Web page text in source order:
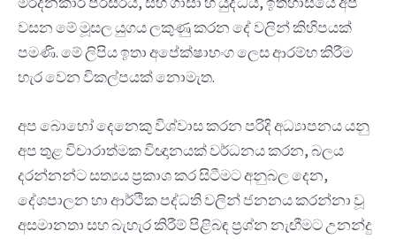
වසන මේ මූසල යුගය ලකුණු කරන දේ වලින් කිහිපයක්
පමණි. මේ ලිපිය ඉතා අපේක්ෂාභංග ලෙස ආරම්භ කිරීම
හැර වෙන විකල්පයක් නොමැත.
අප බොහෝ දෙනෙකු විශ්වාස කරන පරිදි අධ්‍යාපනය යනු
අප තුළ විචාරාත්මක විඥානයක් වර්ධනය කරන, බලය
දරන්නන්ට සත්‍යය ප්‍රකාශ කර සිටීමට අනුබල දෙන,
දේශපාලන හා ආර්ථික පද්ධති වලින් ජනනය කරන්නා වූ
අසමානතා සහ බැහැර කිරීම් පිළිබඳ ප්‍රශ්න නැඟීමට උනන්දු